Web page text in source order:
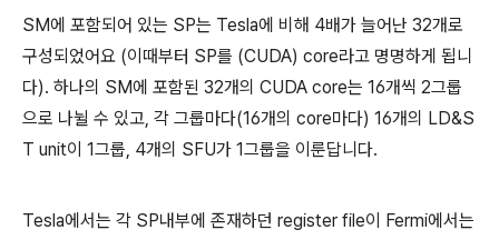
SM에 포함되어 있는 SP는 Tesla에 비해 4배가 늘어난 32개로
구성되었어요 (이때부터 SP를 (CUDA) core라고 명명하게 됩니
다). 하나의 SM에 포함된 32개의 CUDA core는 16개씩 2그룹
으로 나뉠 수 있고, 각 그룹마다(16개의 core마다) 16개의 LD&S
T unit이 1그룹, 4개의 SFU가 1그룹을 이룬답니다.
Tesla에서는 각 SP내부에 존재하던 register file이 Fermi에서는